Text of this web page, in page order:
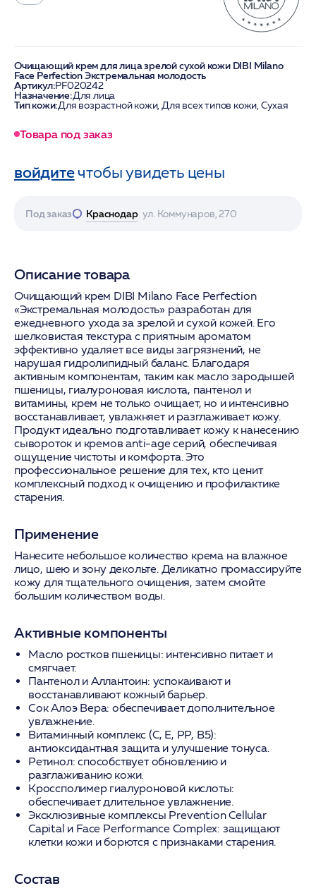
Очищающий крем для лица зрелой сухой кожи DIBI Milano
Face Perfection Экстремальная молодость
Артикул:PF020242
Назначение:Для лица
Тип кожи:Для возрастной кожи, Для всех типов кожи, Сухая
Товара под заказ
войдитечтобы увидеть цены
Под заказ Краснодар ул. Коммунаров, 270
Описание товара
Очищающий крем DIBI Milano Face Perfection
«Экстремальная молодость» разработан для
ежедневного ухода за зрелой и сухой кожей. Его
шелковистая текстура с приятным ароматом
эффективно удаляет все виды загрязнений, не
нарушая гидролипидный баланс. Благодаря
активным компонентам, таким как масло зародышей
пшеницы, гиалуроновая кислота, пантенол и
витамины, крем не только очищает, но и интенсивно
восстанавливает, увлажняет и разглаживает кожу.
Продукт идеально подготавливает кожу к нанесению
сывороток и кремов anti-age серий, обеспечивая
ощущение чистоты и комфорта. Это
профессиональное решение для тех, кто ценит
комплексный подход к очищению и профилактике
старения.
Применение
Нанесите небольшое количество крема на влажное
лицо, шею и зону декольте. Деликатно промассируйте
кожу для тщательного очищения, затем смойте
большим количеством воды.
Активные компоненты
Масло ростков пшеницы: интенсивно питает и
смягчает.
Пантенол и Аллантоин: успокаивают и
восстанавливают кожный барьер.
Сок Алоэ Вера: обеспечивает дополнительное
увлажнение.
Витаминный комплекс (C, E, PP, B5):
антиоксидантная защита и улучшение тонуса.
Ретинол: способствует обновлению и
разглаживанию кожи.
Кроссполимер гиалуроновой кислоты:
обеспечивает длительное увлажнение.
Эксклюзивные комплексы Prevention Cellular
Capital и Face Performance Complex: защищают
клетки кожи и борются с признаками старения.
Состав